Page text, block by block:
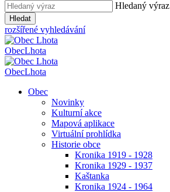
Hledaný výraz
Hledat
rozšířené vyhledávání
ObecLhota
ObecLhota
Obec
Novinky
Kulturní akce
Mapová aplikace
Virtuální prohlídka
Historie obce
Kronika 1919 - 1928
Kronika 1929 - 1937
Kaštanka
Kronika 1924 - 1964